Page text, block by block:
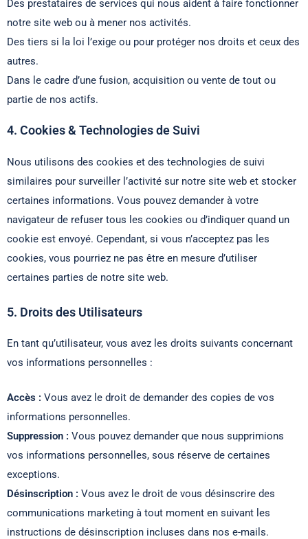
Des prestataires de services qui nous aident à faire fonctionner
notre site web ou à mener nos activités.
Des tiers si la loi l’exige ou pour protéger nos droits et ceux des
autres.
Dans le cadre d’une fusion, acquisition ou vente de tout ou
partie de nos actifs.
4. Cookies & Technologies de Suivi
Nous utilisons des cookies et des technologies de suivi
similaires pour surveiller l’activité sur notre site web et stocker
certaines informations. Vous pouvez demander à votre
navigateur de refuser tous les cookies ou d’indiquer quand un
cookie est envoyé. Cependant, si vous n’acceptez pas les
cookies, vous pourriez ne pas être en mesure d’utiliser
certaines parties de notre site web.
5. Droits des Utilisateurs
En tant qu’utilisateur, vous avez les droits suivants concernant
vos informations personnelles :
Accès : Vous avez le droit de demander des copies de vos
informations personnelles.
Suppression : Vous pouvez demander que nous supprimions
vos informations personnelles, sous réserve de certaines
exceptions.
Désinscription : Vous avez le droit de vous désinscrire des
communications marketing à tout moment en suivant les
instructions de désinscription incluses dans nos e-mails.